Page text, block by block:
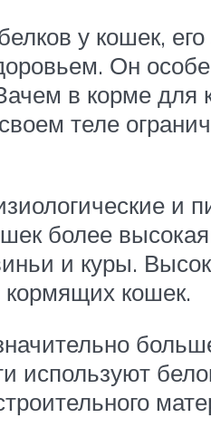
у кошек,
Он
в корме для
теле
и
более
и куры.
кошек.
используют